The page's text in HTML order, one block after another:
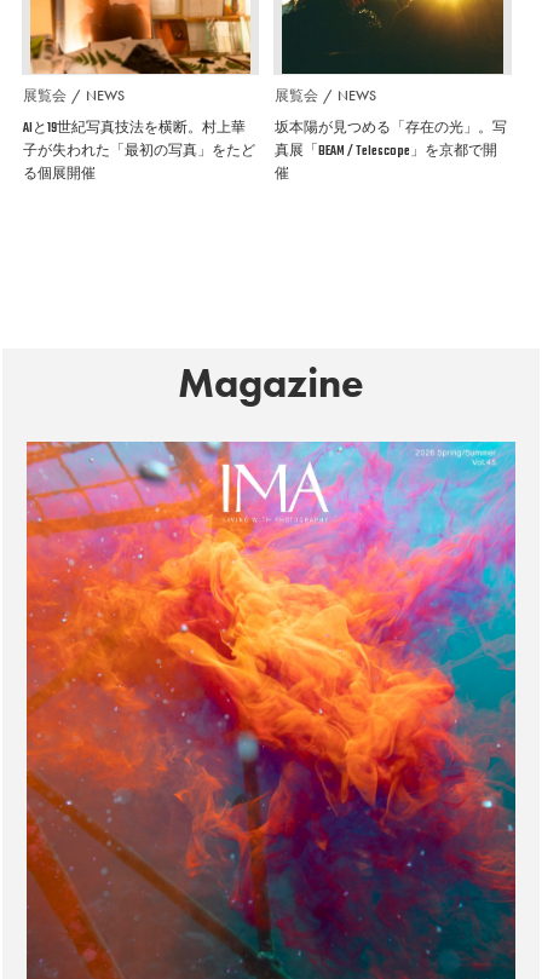
展覧会 NEWS
AIと19世紀写真技法を横断。村上華
子が失われた「最初の写真」をたど
る個展開催
展覧会 NEWS
坂本陽が見つめる「存在の光」。写
真展「BEAM / Telescope」を京都で開
催
Magazine